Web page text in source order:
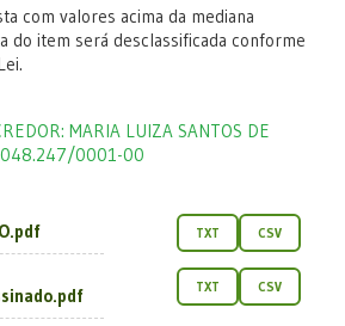
com valores acima da mediana
do item será desclassificada conforme
MARIA LUIZA SANTOS DE
0001-00
TXT CSV
TXT CSV